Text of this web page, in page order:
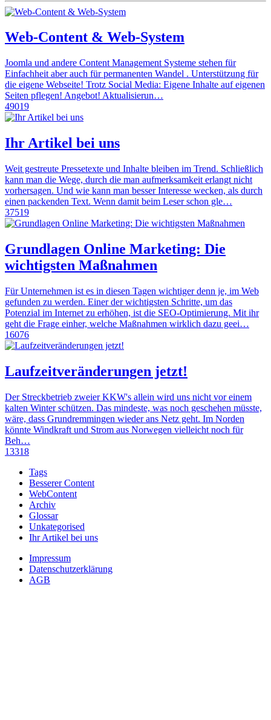
Web-Content & Web-System
Joomla und andere Content Management Systeme stehen für
Einfachheit aber auch für permanenten Wandel . Unterstützung für
die eigene Webseite! Trotz Social Media: Eigene Inhalte auf eigenen
Seiten pflegen! Angebot! Aktualisierun…
49019
Ihr Artikel bei uns
Weit gestreute Pressetexte und Inhalte bleiben im Trend. Schließlich
kann man die Wege, durch die man aufmerksamkeit erlangt nicht
vorhersagen. Und wie kann man besser Interesse wecken, als durch
einen packenden Text. Wenn damit beim Leser schon gle…
37519
Grundlagen Online Marketing: Die
wichtigsten Maßnahmen
Für Unternehmen ist es in diesen Tagen wichtiger denn je, im Web
gefunden zu werden. Einer der wichtigsten Schritte, um das
Potenzial im Internet zu erhöhen, ist die SEO-Optimierung. Mit ihr
geht die Frage einher, welche Maßnahmen wirklich dazu geei…
16076
Laufzeitveränderungen jetzt!
Der Streckbetrieb zweier KKW's allein wird uns nicht vor einem
kalten Winter schützen. Das mindeste, was noch geschehen müsste,
wäre, dass Grundremmingen wieder ans Netz geht. Im Norden
könnte Windkraft und Strom aus Norwegen vielleicht noch für
Beh…
13318
Tags
Besserer Content
WebContent
Archiv
Glossar
Unkategorised
Ihr Artikel bei uns
Impressum
Datenschutzerklärung
AGB